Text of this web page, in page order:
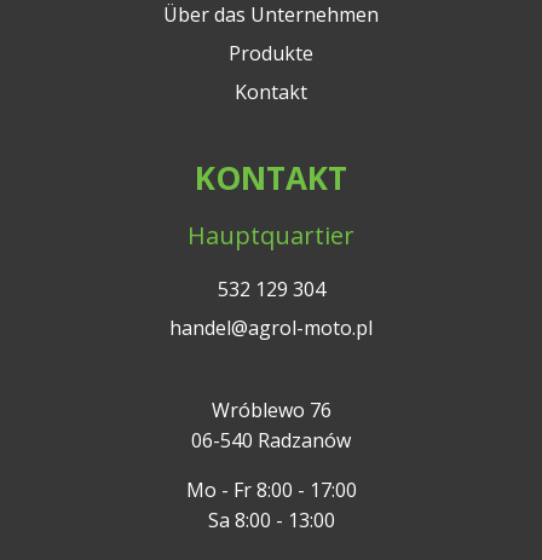
Über das Unternehmen
Produkte
Kontakt
KONTAKT
Hauptquartier
532 129 304
handel@agrol-moto.pl
Wróblewo 76
06-540 Radzanów
Mo - Fr 8:00 - 17:00
Sa 8:00 - 13:00